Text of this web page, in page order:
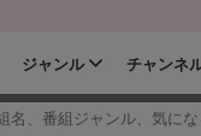
ジャンル チャンネ